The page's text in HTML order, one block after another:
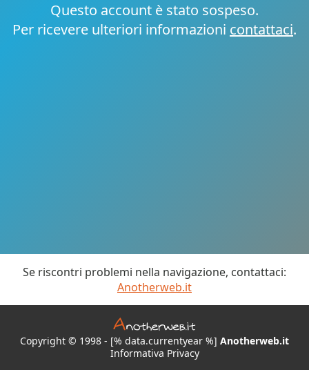
Questo account è stato sospeso.
Per ricevere ulteriori informazioni contattaci.
Se riscontri problemi nella navigazione, contattaci:
Anotherweb.it
Copyright © 1998 - [% data.currentyear %] Anotherweb.it
Informativa Privacy